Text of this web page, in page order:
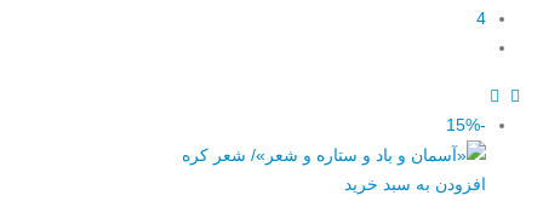
4
-15%
افزودن به سبد خرید